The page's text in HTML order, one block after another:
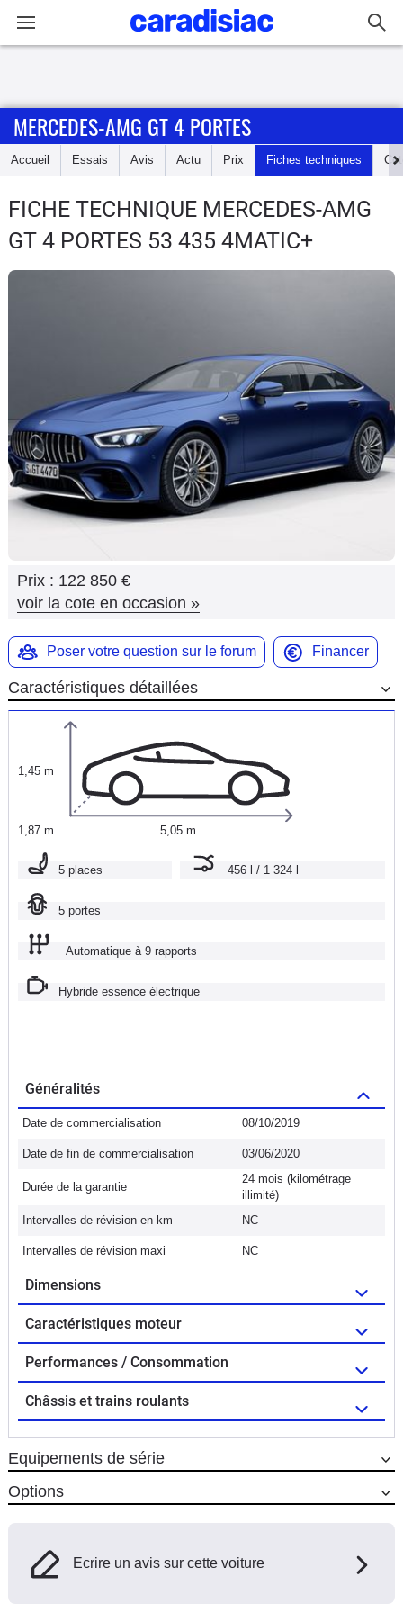
Accueil
Essais
Guide
Flottes
Auto
Services
Moto
Marques
MERCEDES-AMG GT 4 PORTES
Accueil Essais Avis Actu Prix Fiches techniques
FICHE TECHNIQUE MERCEDES-AMG
GT 4 PORTES 53 435 4MATIC+
Prix : 122 850 €
voir la cote en occasion »
Poser votre question sur le forum Financer
Caractéristiques détaillées
1,45 m
1,87 m 5,05 m
5 places 456 l / 1 324 l
5 portes
Automatique à 9 rapports
Hybride essence électrique
Généralités
Date de commercialisation 08/10/2019
Date de fin de commercialisation 03/06/2020
Durée de la garantie
24 mois (kilométrage
illimité)
Intervalles de révision en km
NC
Intervalles de révision maxi NC
Dimensions
Caractéristiques moteur
Performances / Consommation
Châssis et trains roulants
Equipements de série
Options
Ecrire un avis sur cette voiture